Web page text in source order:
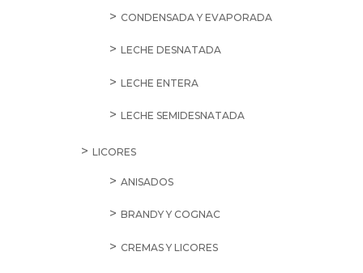
CONDENSADA Y EVAPORADA
LECHE DESNATADA
LECHE ENTERA
LECHE SEMIDESNATADA
LICORES
ANISADOS
BRANDY Y COGNAC
CREMAS Y LICORES